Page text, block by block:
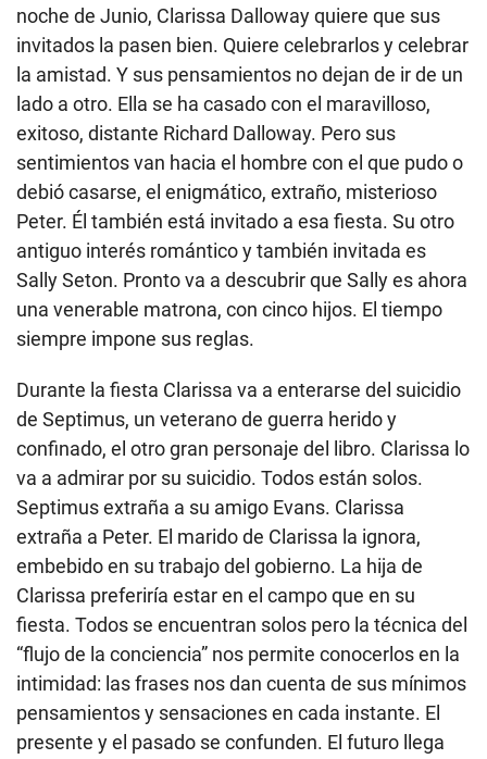
noche de Junio, Clarissa Dalloway quiere que sus
invitados la pasen bien. Quiere celebrarlos y celebrar
la amistad. Y sus pensamientos no dejan de ir de un
lado a otro. Ella se ha casado con el maravilloso,
exitoso, distante Richard Dalloway. Pero sus
sentimientos van hacia el hombre con el que pudo o
debió casarse, el enigmático, extraño, misterioso
Peter. Él también está invitado a esa fiesta. Su otro
antiguo interés romántico y también invitada es
Sally Seton. Pronto va a descubrir que Sally es ahora
una venerable matrona, con cinco hijos. El tiempo
siempre impone sus reglas.
Durante la fiesta Clarissa va a enterarse del suicidio
de Septimus, un veterano de guerra herido y
confinado, el otro gran personaje del libro. Clarissa lo
va a admirar por su suicidio. Todos están solos.
Septimus extraña a su amigo Evans. Clarissa
extraña a Peter. El marido de Clarissa la ignora,
embebido en su trabajo del gobierno. La hija de
Clarissa preferiría estar en el campo que en su
fiesta. Todos se encuentran solos pero la técnica del
“flujo de la conciencia” nos permite conocerlos en la
intimidad: las frases nos dan cuenta de sus mínimos
pensamientos y sensaciones en cada instante. El
presente y el pasado se confunden. El futuro llega